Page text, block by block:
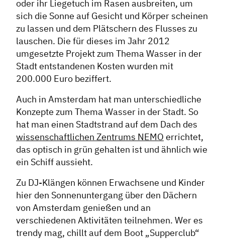
oder ihr Liegetuch im Rasen ausbreiten, um
sich die Sonne auf Gesicht und Körper scheinen
zu lassen und dem Plätschern des Flusses zu
lauschen. Die für dieses im Jahr 2012
umgesetzte Projekt zum Thema Wasser in der
Stadt entstandenen Kosten wurden mit
200.000 Euro beziffert.
Auch in Amsterdam hat man unterschiedliche
Konzepte zum Thema Wasser in der Stadt. So
hat man einen Stadtstrand auf dem Dach des
wissenschaftlichen Zentrums NEMO errichtet,
das optisch in grün gehalten ist und ähnlich wie
ein Schiff aussieht.
Zu DJ-Klängen können Erwachsene und Kinder
hier den Sonnenuntergang über den Dächern
von Amsterdam genießen und an
verschiedenen Aktivitäten teilnehmen. Wer es
trendy mag, chillt auf dem Boot „Supperclub“